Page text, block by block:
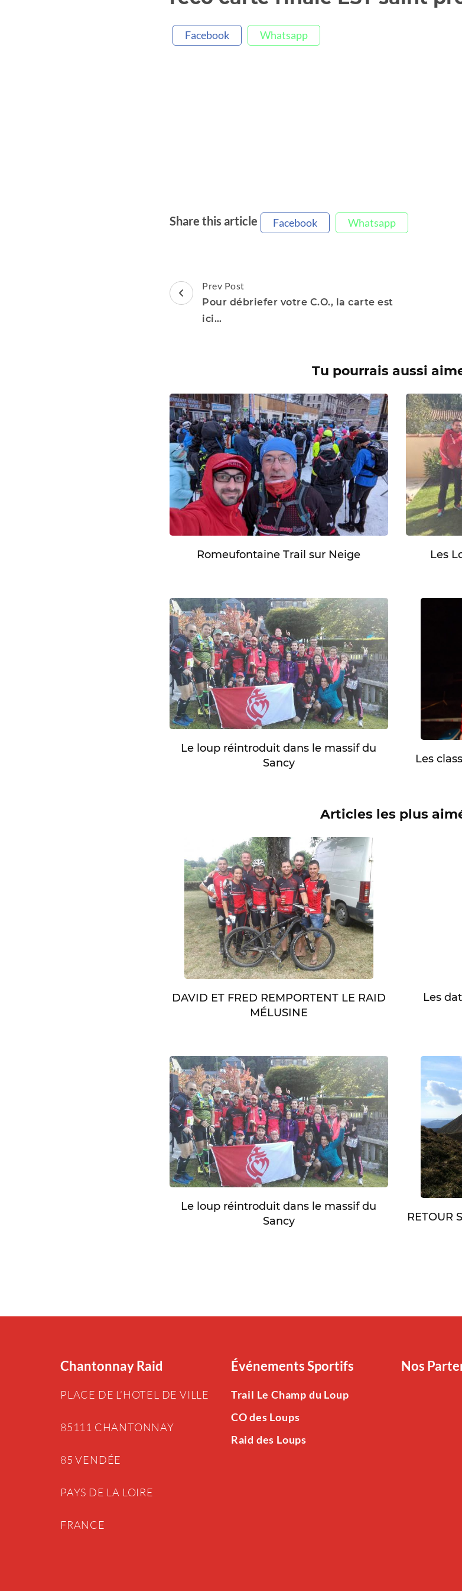
Facebook Whatsapp
Share this article Facebook Whatsapp
Post
Navigation
Prev Post
Pour débriefer votre C.O., la carte est
ici…
Tu pourrais aussi
Romeufontaine Trail sur Neige Les
Le loup réintroduit dans le massif du
Sancy
Les
Articles les plus
DAVID ET FRED REMPORTENT LE RAID
MÉLUSINE
Les
Le loup réintroduit dans le massif du
Sancy
RETOUR
Chantonnay Raid
PLACE DE L’HOTEL DE VILLE
85111 CHANTONNAY
85 VENDÉE
PAYS DE LA LOIRE
FRANCE
Événements Sportifs
Trail Le Champ du Loup
CO des Loups
Raid des Loups
Nos